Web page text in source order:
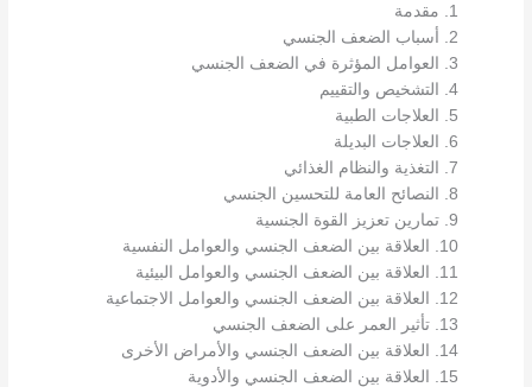
1. مقدمة
2. أسباب الضعف الجنسي
3. العوامل المؤثرة في الضعف الجنسي
4. التشخيص والتقييم
5. العلاجات الطبية
6. العلاجات البديلة
7. التغذية والنظام الغذائي
8. النصائح العامة للتحسين الجنسي
9. تمارين تعزيز القوة الجنسية
10. العلاقة بين الضعف الجنسي والعوامل النفسية
11. العلاقة بين الضعف الجنسي والعوامل البيئية
12. العلاقة بين الضعف الجنسي والعوامل الاجتماعية
13. تأثير العمر على الضعف الجنسي
14. العلاقة بين الضعف الجنسي والأمراض الأخرى
15. العلاقة بين الضعف الجنسي والأدوية